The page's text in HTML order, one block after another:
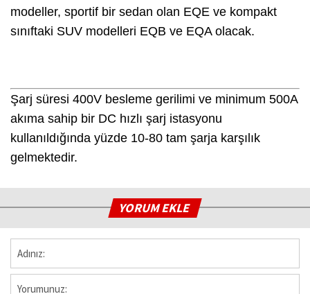
modeller, sportif bir sedan olan EQE ve kompakt
sınıftaki SUV modelleri EQB ve EQA olacak.
Şarj süresi 400V besleme gerilimi ve minimum 500A
akıma sahip bir DC hızlı şarj istasyonu
kullanıldığında yüzde 10-80 tam şarja karşılık
gelmektedir.
YORUM EKLE